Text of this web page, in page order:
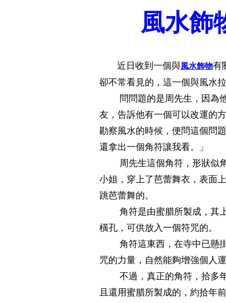
風水飾
近日收到一個與風水飾物有
卻不常看見的，這一個與風水
問問題的是周先生，因為他
友，告訴他有一個可以改運的
勘察風水的時候，便問這個問
還拿出一個角符讓我看。」
周先生這個角符，形狀似角
小姐，穿上了芭蕾舞衣，表面
跳芭蕾舞的。
角符是由蜜腊所製成，其上
橫孔，可供放入一個符咒的。
角符這東西，在寺中已懸掛
咒的力量，自然能夠增強個人
不過，真正的角符，拾多年
且還用蜜腊所製成的，約拾年